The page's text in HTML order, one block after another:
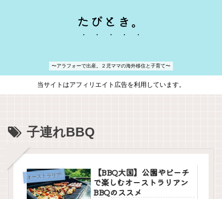
たびとき。
〜アラフォーで出産。２児ママの海外移住と子育て〜
当サイトはアフィリエイト広告を利用しています。
子連れBBQ
オーストラリア
【BBQ大国】公園やビーチ
で楽しむオーストラリアン
BBQのススメ